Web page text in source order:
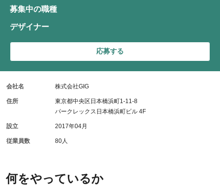
何をやっているか
募集中の職種
デザイナー
応募する
会社名 株式会社GIG
住所
東京都中央区日本橋浜町1-11-8
パークレックス日本橋浜町ビル 4F
設立 2017年04月
従業員数 80人